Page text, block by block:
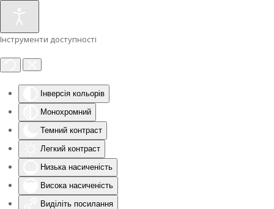
Інструменти доступності
Інверсія кольорів
Монохромний
Темний контраст
Легкий контраст
Низька насиченість
Висока насиченість
Виділіть посилання